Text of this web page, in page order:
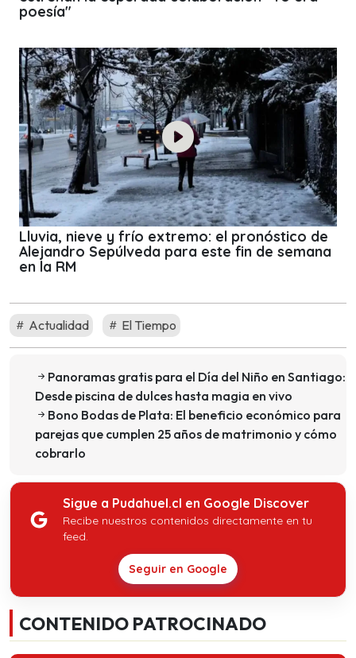
poesía"
Lluvia, nieve y frío extremo: el pronóstico de
Alejandro Sepúlveda para este fin de semana
en la RM
Actualidad El Tiempo
Panoramas gratis para el Día del Niño en Santiago:
Desde piscina de dulces hasta magia en vivo
Bono Bodas de Plata: El beneficio económico para
parejas que cumplen 25 años de matrimonio y cómo
cobrarlo
Sigue a Pudahuel.cl en Google Discover
Recibe nuestros contenidos directamente en tu
feed.
Seguir en Google
CONTENIDO PATROCINADO